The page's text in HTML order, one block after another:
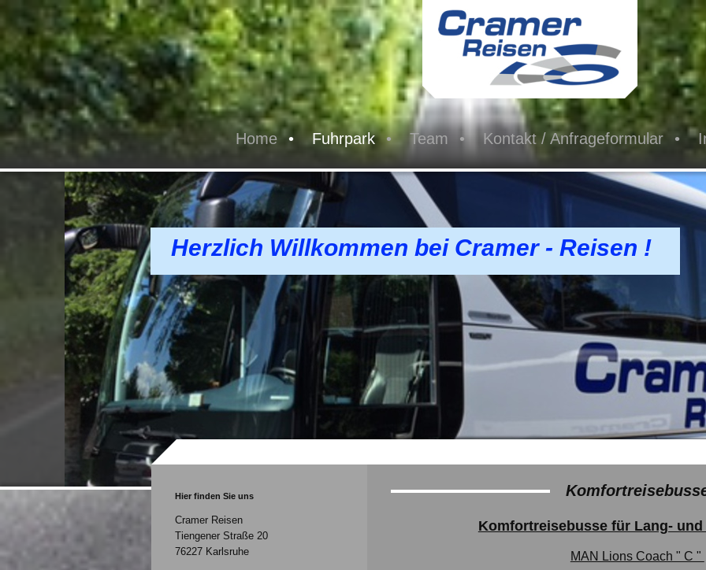
Home Fuhrpark Team Kontakt / Anfrageformular
Herzlich Willkommen bei Cramer - Reisen !
Komfortreisebusse für Lang-
MAN Lions Coach " C "
Hier finden Sie uns
Cramer Reisen
Tiengener Straße 20
76227 Karlsruhe